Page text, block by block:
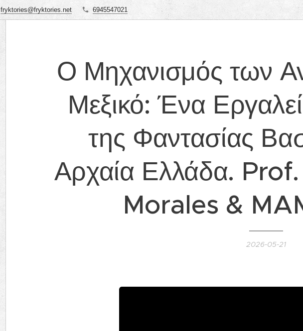
fryktories@fryktories.net 6945547021
Ο Μηχανισμός των
Μεξικό: Ένα
της Φαντασίας
Αρχαία Ελλάδα.
Morales &
2026-05-21